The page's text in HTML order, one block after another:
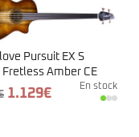
Pursuit EX S
Fretless Amber CE
Le
1.129€Le
En stock